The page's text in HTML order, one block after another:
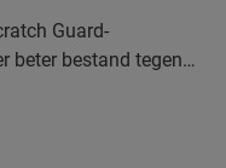
Guard-
beter bestand tegen
Scratch Guard.